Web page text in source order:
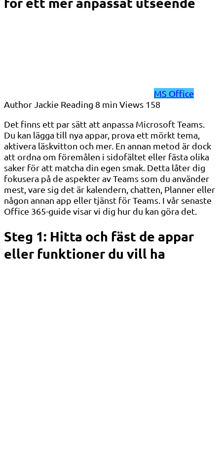
MS Office
Author Jackie Reading 8 min Views 158
Det finns ett par sätt att anpassa Microsoft Teams.
Du kan lägga till nya appar, prova ett mörkt tema,
aktivera läskvitton och mer. En annan metod är dock
att ordna om föremålen i sidofältet eller fästa olika
saker för att matcha din egen smak. Detta låter dig
fokusera på de aspekter av Teams som du använder
mest, vare sig det är kalendern, chatten, Planner eller
någon annan app eller tjänst för Teams. I vår senaste
Office 365-guide visar vi dig hur du kan göra det.
Steg 1: Hitta och fäst de appar
eller funktioner du vill ha